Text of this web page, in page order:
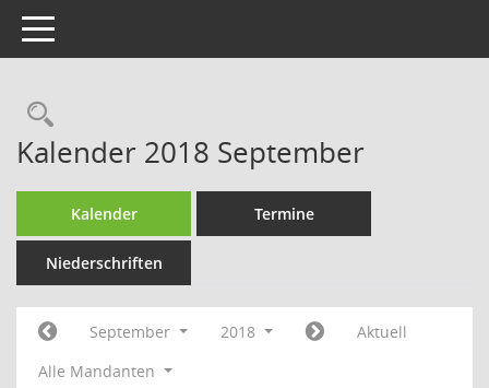
Toggle navigation
Rechercheauswahl
Kalender 2018 September
Kalender Termine
Niederschriften
September 2018
Aktuell
Alle Mandanten